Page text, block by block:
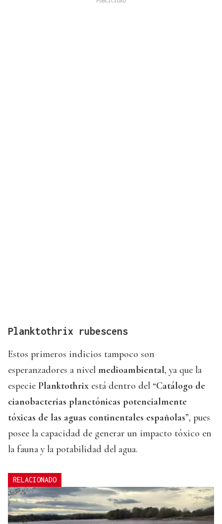
Planktothrix rubescens
Estos primeros indicios tampoco son
esperanzadores a nivel medioambiental, ya que la
especie Planktothrix está dentro del “Catálogo de
cianobacterias planctónicas potencialmente
tóxicas de las aguas continentales españolas”, pues
posee la capacidad de generar un impacto tóxico en
la fauna y la potabilidad del agua.
RELACIONADO